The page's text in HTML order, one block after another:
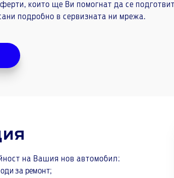
които ще Ви помогнат да се
подробно в сервизната ни мрежа.
на Вашия нов автомобил:
за ремонт;